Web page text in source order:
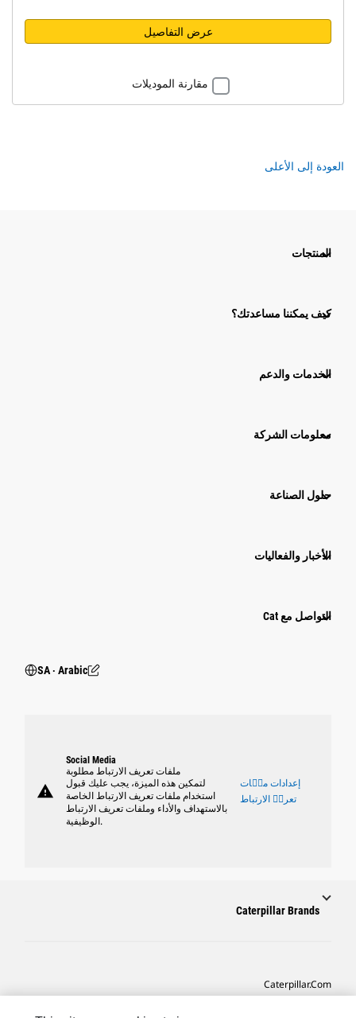
عرض التفاصيل
مقارنة الموديلات
العودة إلى الأعلى
المنتجات
كيف يمكننا مساعدتك؟
الخدمات والدعم
معلومات الشركة
حلول الصناعة
الأخبار والفعاليات
التواصل مع Cat
SA ‧ Arabic
warning
Social Media
ملفات تعريف الارتباط مطلوبة
لتمكين هذه الميزة، يجب عليك قبول
استخدام ملفات تعريف الارتباط الخاصة
بالاستهداف والأداء وملفات تعريف الارتباط
الوظيفية.
إعدادات ملٝات
تعريٝ الارتباط
Caterpillar Brands
Caterpillar.com